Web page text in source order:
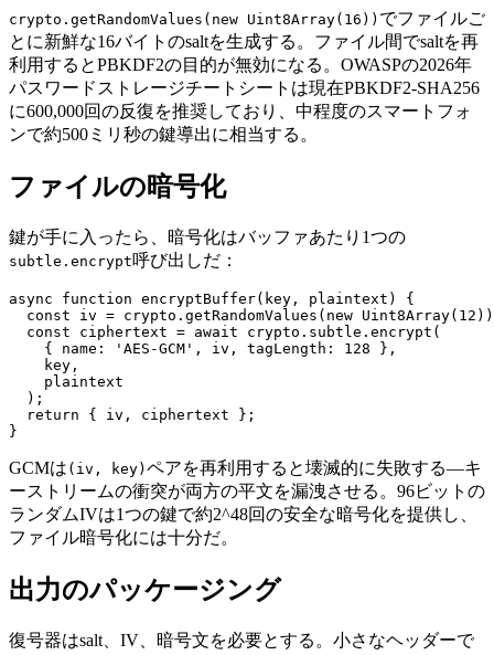
crypto.getRandomValues(new Uint8Array(16)) でファイルご
とに新鮮な16バイトのsaltを生成する。ファイル間でsaltを再
利用するとPBKDF2の目的が無効になる。OWASPの2026年
パスワードストレージチートシートは現在PBKDF2-SHA256
に600,000回の反復を推奨しており、中程度のスマートフォ
ンで約500ミリ秒の鍵導出に相当する。
ファイルの暗号化
鍵が手に入ったら、暗号化はバッファあたり1つの
subtle.encrypt呼び出しだ：
async function encryptBuffer(key, plaintext) {
const iv = crypto.getRandomValues(new
  const ciphertext = await crypto.subtle.encrypt(
    { name: 'AES-GCM', iv, tagLength: 128 },
    key,
    plaintext
  );
  return { iv, ciphertext };
GCMは (iv, key) ペアを再利用すると壊滅的に失敗する—キ
ーストリームの衝突が両方の平文を漏洩させる。96ビットの
ランダムIVは1つの鍵で約2^48回の安全な暗号化を提供し、
ファイル暗号化には十分だ。
出力のパッケージング
復号器はsalt、IV、暗号文を必要とする。小さなヘッダーで